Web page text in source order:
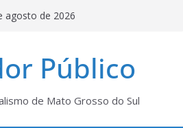
agosto de 2026
Público
de Mato Grosso do Sul